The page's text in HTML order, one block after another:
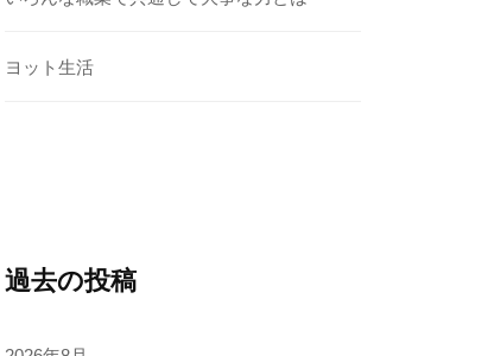
ヨット生活
過去の投稿